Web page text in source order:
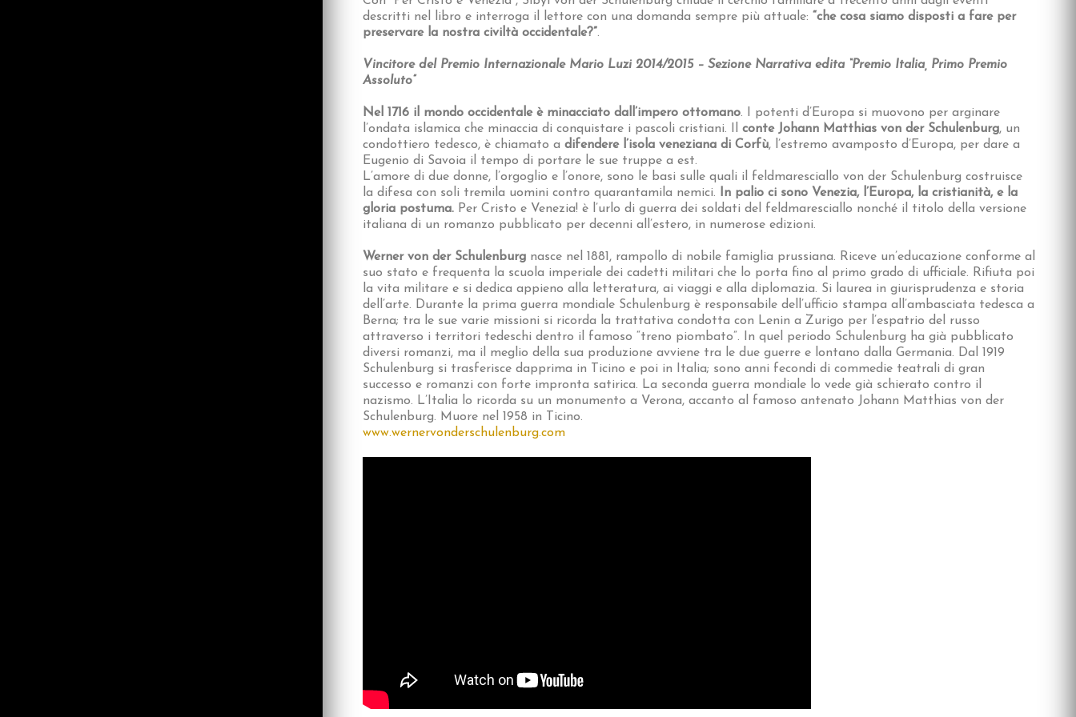
descritti nel libro e interroga il lettore con una domanda sempre più attuale:“che cosa siamo disposti a fare per
preservare la nostra civiltà occidentale?”.
Vincitore del Premio Internazionale Mario Luzi 2014/2015 – Sezione Narrativa edita “Premio Italia, Primo Premio
Assoluto”
Nel 1716 il mondo occidentale è minacciato dall’impero ottomano. I potenti d’Europa si muovono per arginare
l’ondata islamica che minaccia di conquistare i pascoli cristiani. Ilconte Johann Matthias von der Schulenburg, un
condottiero tedesco, è chiamato adifendere l’isola veneziana di Corfù, l’estremo avamposto d’Europa, per dare a
Eugenio di Savoia il tempo di portare le sue truppe a est.
L’amore di due donne, l’orgoglio e l’onore, sono le basi sulle quali il feldmaresciallo von der Schulenburg costruisce
la difesa con soli tremila uomini contro quarantamila nemici.
In palio ci sono Venezia, l’Europa, la cristianità, e la
gloria postuma. Per Cristo e Venezia! è l’urlo di guerra dei soldati del feldmaresciallo nonché il titolo della versione
italiana di un romanzo pubblicato per decenni all’estero, in numerose edizioni.
Werner von der Schulenburg nasce nel 1881, rampollo di nobile famiglia prussiana. Riceve un’educazione conforme al
suo stato e frequenta la scuola imperiale dei cadetti militari che lo porta fino al primo grado di ufficiale. Rifiuta poi
la vita militare e si dedica appieno alla letteratura, ai viaggi e alla diplomazia. Si laurea in giurisprudenza e storia
dell’arte. Durante la prima guerra mondiale Schulenburg è responsabile dell’ufficio stampa all’ambasciata tedesca a
Berna; tra le sue varie missioni si ricorda la trattativa condotta con Lenin a Zurigo per l’espatrio del russo
attraverso i territori tedeschi dentro il famoso “treno piombato”. In quel periodo Schulenburg ha già pubblicato
diversi romanzi, ma il meglio della sua produzione avviene tra le due guerre e lontano dalla Germania. Dal 1919
Schulenburg si trasferisce dapprima in Ticino e poi in Italia; sono anni fecondi di commedie teatrali di gran
successo e romanzi con forte impronta satirica. La seconda guerra mondiale lo vede già schierato contro il
nazismo. L’Italia lo ricorda su un monumento a Verona, accanto al famoso antenato Johann Matthias von der
Schulenburg. Muore nel 1958 in Ticino.
www.wernervonderschulenburg.com